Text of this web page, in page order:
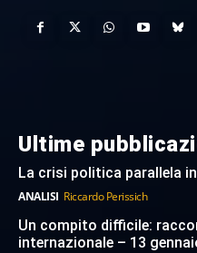
Ultime
La crisi politica parallela
ANALISI Riccardo Perissich
Un compito difficile:
internazionale – 13